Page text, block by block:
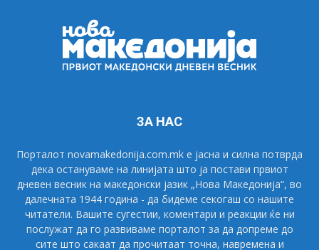
ЗА НАС
Порталот novamakedonija.com.mk е јасна и силна потврда
дека остануваме на линијата што ја постави првиот
дневен весник на македонски јазик „Нова Македонија“, во
далечната 1944 година - да бидеме секогаш со нашите
читатели. Вашите сугестии, коментари и реакции ќе ни
послужат да го развиваме порталот за да допреме до
сите што сакаат да прочитаат точна, навремена и